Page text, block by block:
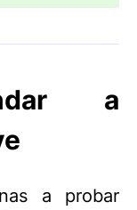
a
a probar